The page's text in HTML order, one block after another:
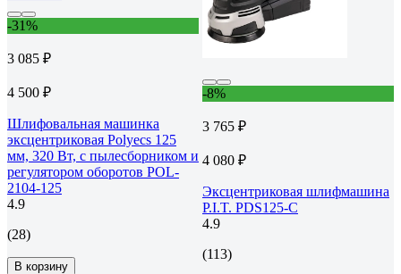
-31%
3 085 ₽
4 500 ₽
Шлифовальная машинка
эксцентриковая Polyecs 125
мм, 320 Вт, с пылесборником и
регулятором оборотов POL-
2104-125
4.9
(28)
В корзину
-8%
3 765 ₽
4 080 ₽
Эксцентриковая шлифмашина
P.I.T. PDS125-C
4.9
(113)